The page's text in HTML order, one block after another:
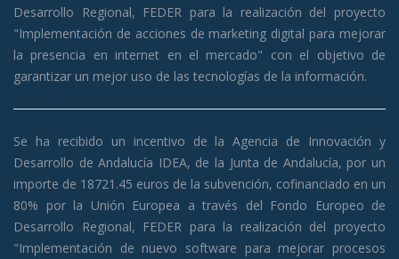
Desarrollo Regional, FEDER para la realización del proyecto
"Implementación de acciones de marketing digital para mejorar
la presencia en internet en el mercado" con el objetivo de
garantizar un mejor uso de las tecnologías de la información.
Se ha recibido un incentivo de la Agencia de Innovación y
Desarrollo de Andalucía IDEA, de la Junta de Andalucía, por un
importe de 18721.45 euros de la subvención, cofinanciado en un
80% por la Unión Europea a través del Fondo Europeo de
Desarrollo Regional, FEDER para la realización del proyecto
"Implementación de nuevo software para mejorar procesos